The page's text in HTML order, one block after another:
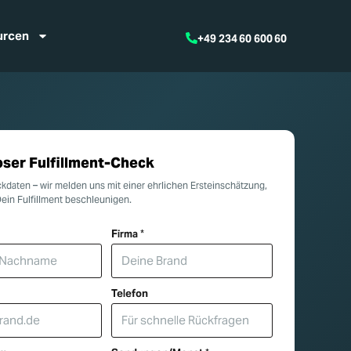
+49 234 60 600 60
Fulfillment-Check
– wir melden uns mit einer ehrlichen Ersteinschätzung,
Fulfillment beschleunigen.
Firma*
Telefon